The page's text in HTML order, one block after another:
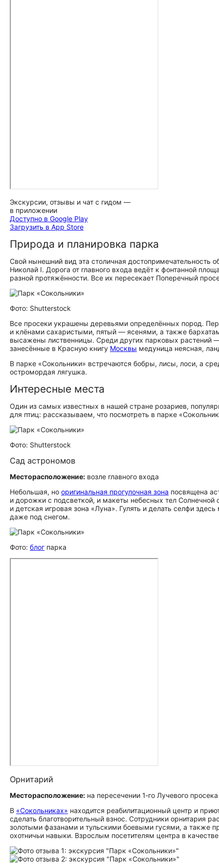
Экскурсии, отзывы и чат с гидом —
в приложении
Доступно в Google Play
Загрузить в App Store
Природа и планировка парка
Свой нынешний вид эта столичная до­сто­при­ме­ча­тель­но­сть
Николай I. Дорога от главного входа ведёт к фонтанной
разной протяжённости. Все их пересекает Поперечный
Фото: Shutterstock
Все просеки украшены деревьями определённых пород.
и клёнами сахаристыми, пятый — ясенями, а также
высажены лиственницы. Среди других парковых растений
занесённые в Красную книгу Москвы медуница неясная,
В парке «Сокольники» встречаются бобры, лисы, лоси, а
остромордая лягушка.
Интересные места
Один из самых известных в нашей стране розариев,
для птиц: рассказываем, что посмотреть в парке
Фото: Shutterstock
Сад астрономов
Месторасположение: возле главного входа
Небольшая, но оригинальная прогулочная зона посвящена
и дорожки с подсветкой, и макеты небесных тел
и детская игровая зона «Луна». Гулять и делать селфи
даже под снегом.
Фото: блог парка
Орнитарий
Месторасположение: на пересечении 1‑го Лучевого
В «Сокольниках» находится реабилитационный центр и
сделать благотворительный взнос. Сотрудники орнитария
золотыми фазанами и тульскими боевыми гусями, а также
охотничьи навыки. Взрослым посетителям центра в